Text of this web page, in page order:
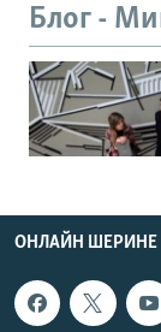
Блог -
ОНЛАЙН ШЕРИНЕ